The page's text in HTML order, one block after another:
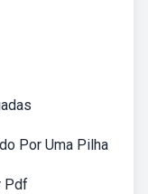
Por Uma Pilha
Pdf